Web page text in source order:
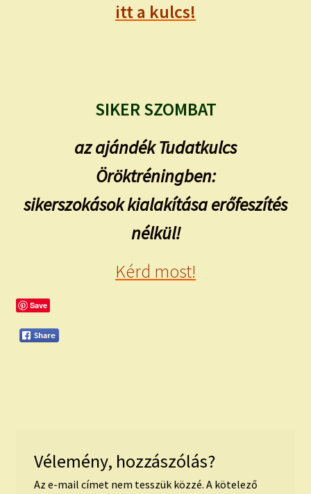
itt a kulcs!
SIKER SZOMBAT
az ajándék Tudatkulcs
Öröktréningben:
sikerszokások kialakítása erőfeszítés
nélkül!
Kérd most!
Save
Vélemény, hozzászólás?
Az e-mail címet nem tesszük közzé. A kötelező